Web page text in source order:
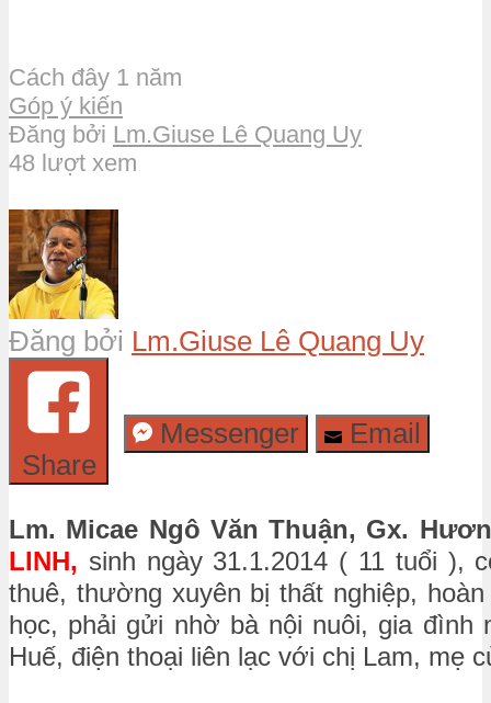
Cách đây 1 năm
Góp ý kiến
Đăng bởi Lm.Giuse Lê Quang Uy
48 lượt xem
Đăng bởi Lm.Giuse Lê Quang Uy
Share
Messenger Email
Lm. Micae Ngô Văn Thuận, Gx.
LINH, sinh ngày 31.1.2014 ( 11 tuổi ),
thuê, thường xuyên bị thất nghiệp,
học, phải gửi nhờ bà nội nuôi, gia đình
Huế, điện thoại liên lạc với chị Lam, mẹ